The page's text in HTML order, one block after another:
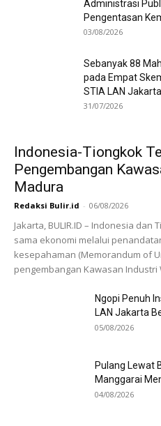
Administrasi
Pengentasan
03/08/2026
Sebanyak 88
pada Empat
STIA LAN Jakarta
31/07/2026
Indonesia-Tiongkok
Pengembangan
Madura
Redaksi Bulir.id - 06/08/2026
Jakarta, BULIR.ID – Indonesia
sama ekonomi melalui
kesepahaman (Memorandum of
pengembangan Kawasan Industri
Ngopi Penuh
LAN Jakarta
05/08/2026
Pulang Lewat
Manggarai
04/08/2026